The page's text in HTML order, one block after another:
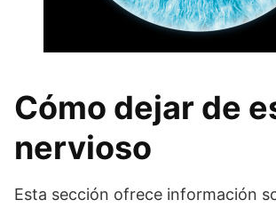
Cómo dejar de
nervioso
Esta sección ofrece información